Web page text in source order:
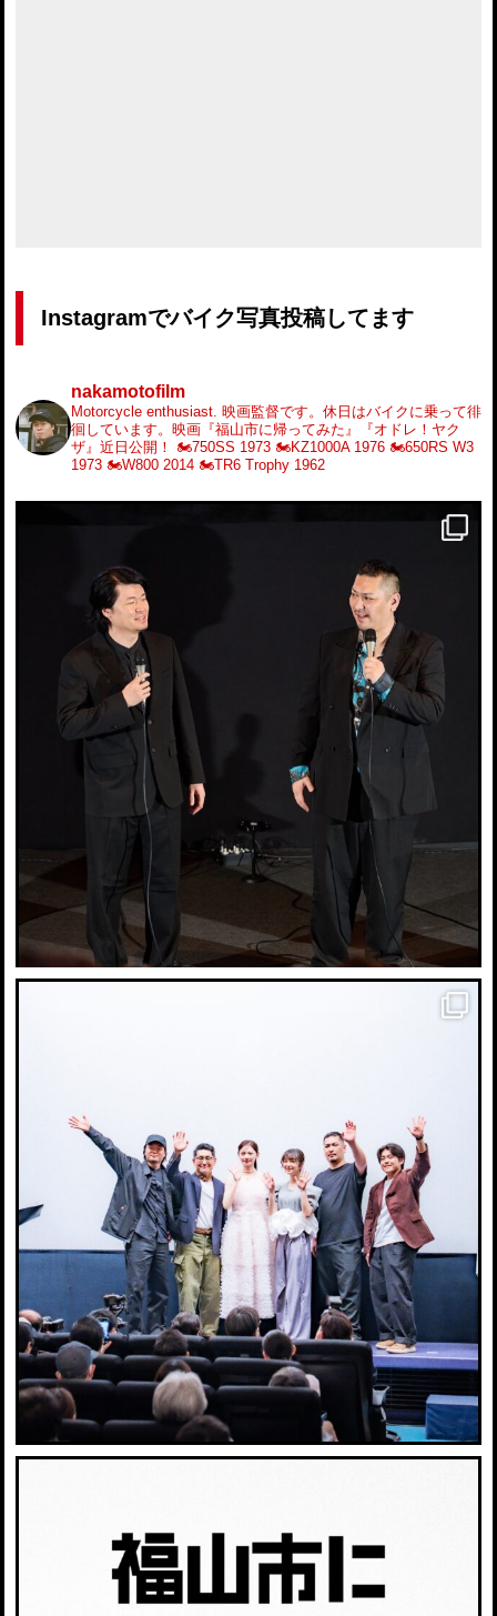
Instagramでバイク写真投稿してます
nakamotofilm
Motorcycle enthusiast. 映画監督です。休日はバイクに乗って徘
徊しています。映画『福山市に帰ってみた』『オドレ！ヤク
ザ』近日公開！
🏍️750SS 1973 🏍️KZ1000A 1976 🏍️650RS W3
1973 🏍️W800 2014 🏍️TR6 Trophy 1962